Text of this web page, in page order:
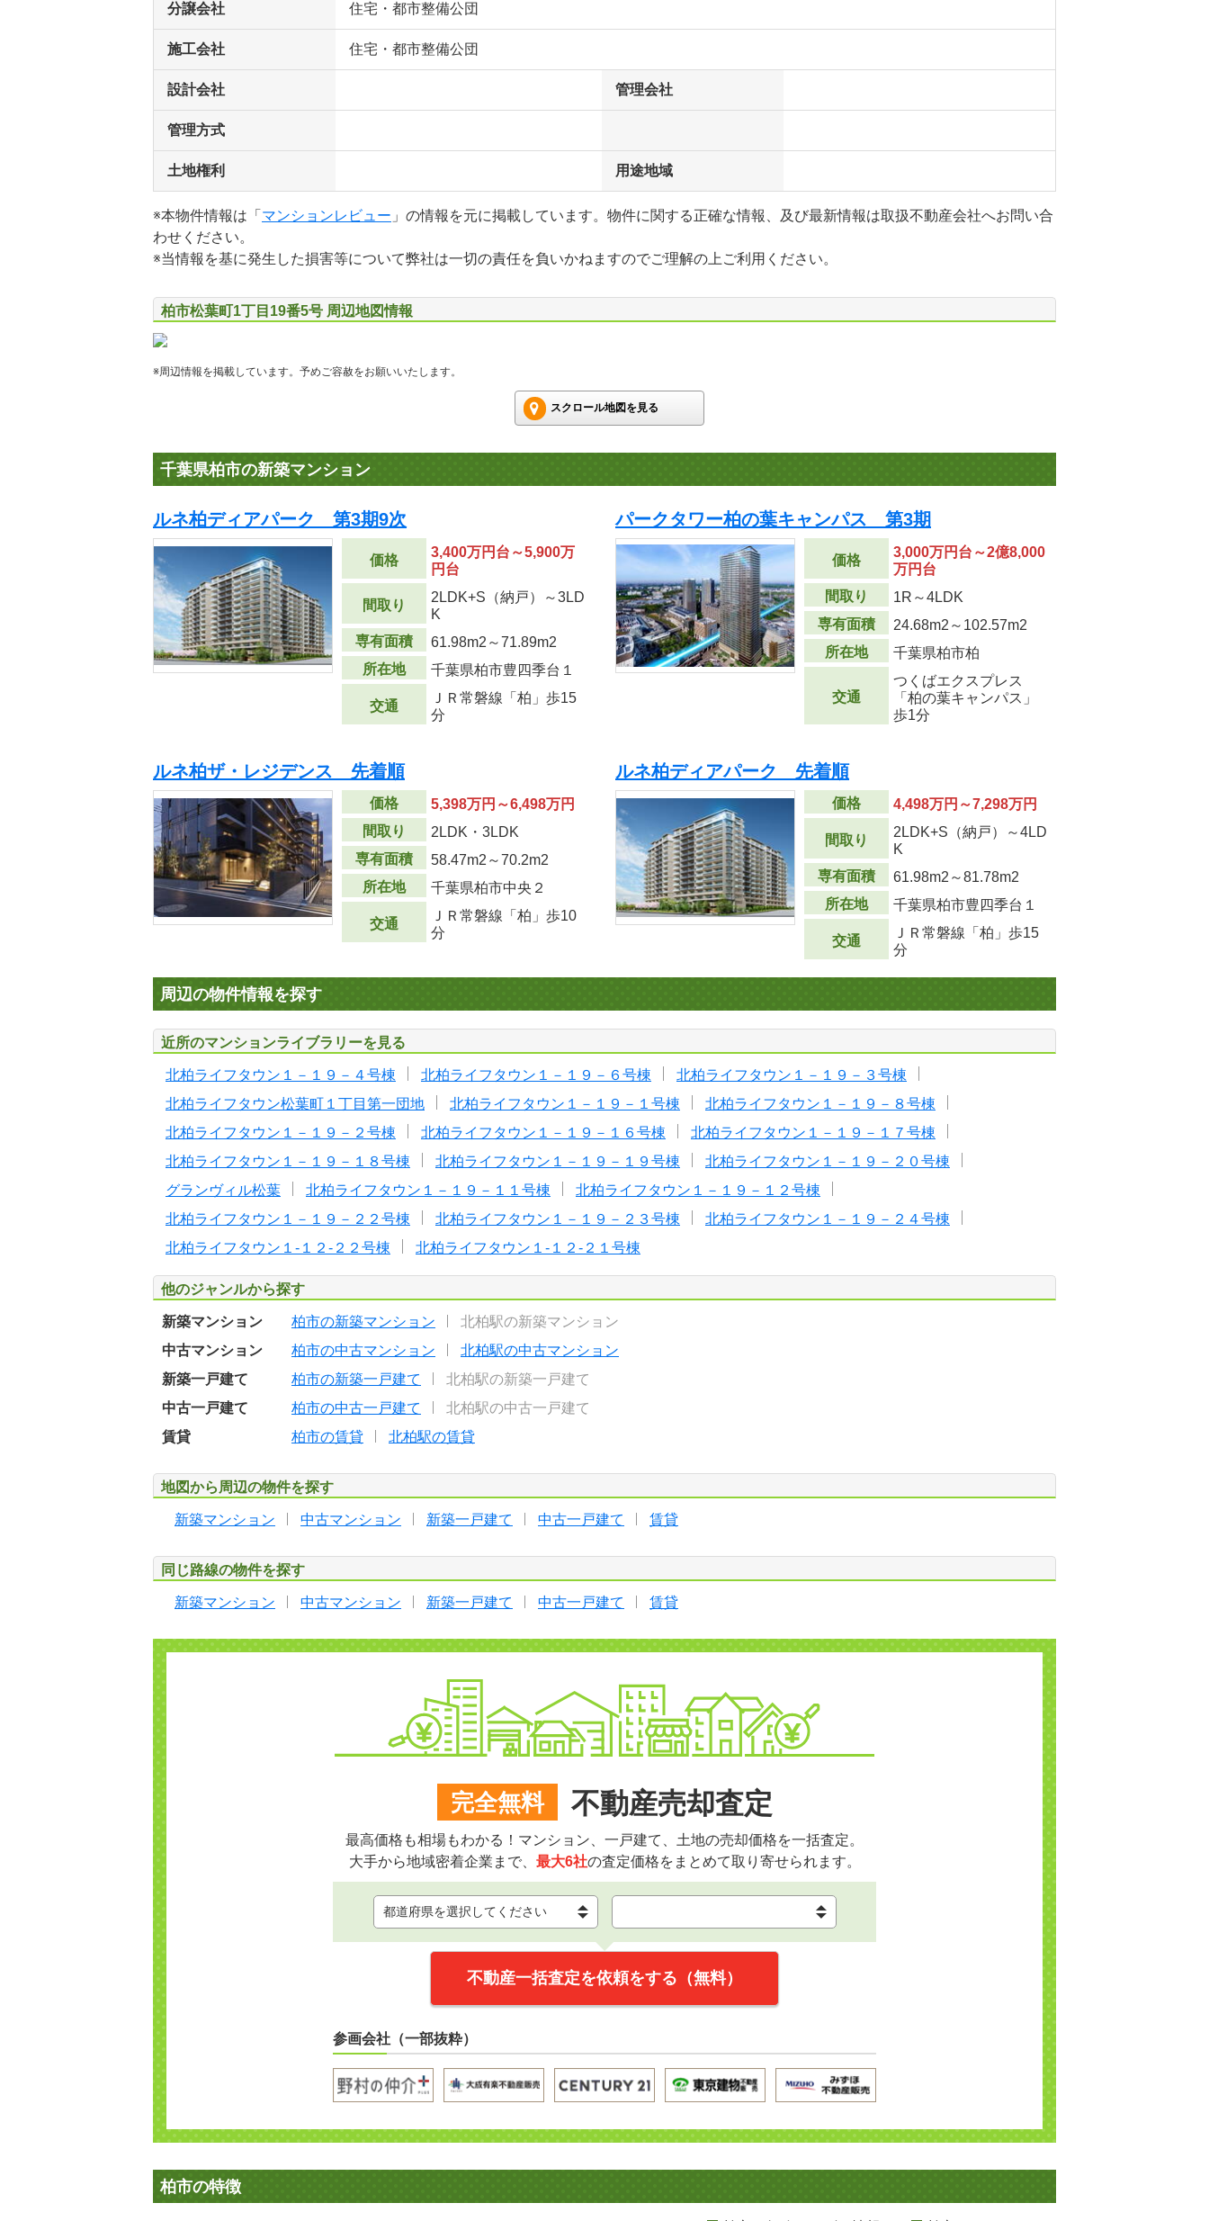
分譲会社 住宅・都市整備公団
施工会社 住宅・都市整備公団
設計会社 管理会社
管理方式
土地権利 用途地域
※本物件情報は「 マンションレビュー 」の情報を元に掲載しています。物件に関する正確な情報、及び最新情報は取扱不動産会社へお問い合
わせください。
※当情報を基に発生した損害等について弊社は一切の責任を負いかねますのでご理解の上ご利用ください。
柏市松葉町1丁目19番5号 周辺地図情報
※周辺情報を掲載しています。予めご容赦をお願いいたします。
スクロール地図を見る
千葉県柏市の新築マンション
ルネ柏ディアパーク 第3期9次
価格
3,400万円台～5,900万
円台
間取り
2LDK+S（納戸）～3LD
K
専有面積
61.98m2 ～71.89m2
所在地
千葉県柏市豊四季台１
交通
ＪＲ常磐線「柏」歩15
分
パークタワー柏の葉キャンパス 第3期
価格
3,000万円台～2億8,000
万円台
間取り
1R～4LDK
専有面積
24.68m2 ～102.57m2
所在地
千葉県柏市柏
交通
つくばエクスプレス
「柏の葉キャンパス」
歩1分
ルネ柏ザ・レジデンス 先着順
価格
5,398万円～6,498万円
間取り
2LDK・3LDK
専有面積
58.47m2 ～70.2m2
所在地
千葉県柏市中央２
交通
ＪＲ常磐線「柏」歩10
分
ルネ柏ディアパーク 先着順
価格 4,498万円～7,298万円
間取り
2LDK+S（納戸）～4LD
K
専有面積
61.98m2 ～81.78m2
所在地
千葉県柏市豊四季台１
交通
ＪＲ常磐線「柏」歩15
分
周辺の物件情報を探す
近所のマンションライブラリーを見る
北柏ライフタウン１－１９－４号棟 北柏ライフタウン１－１９－６号棟
北柏ライフタウン１－１９－３号棟
北柏ライフタウン松葉町１丁目第一団地
北柏ライフタウン１－１９－１号棟
北柏ライフタウン１－１９－８号棟
北柏ライフタウン１－１９－２号棟
北柏ライフタウン１－１９－１６号棟
北柏ライフタウン１－１９－１７号棟
北柏ライフタウン１－１９－１８号棟
北柏ライフタウン１－１９－１９号棟
北柏ライフタウン１－１９－２０号棟
グランヴィル松葉
北柏ライフタウン１－１９－１１号棟
北柏ライフタウン１－１９－１２号棟
北柏ライフタウン１－１９－２２号棟
北柏ライフタウン１－１９－２３号棟
北柏ライフタウン１－１９－２４号棟
北柏ライフタウン１-１２-２２号棟
北柏ライフタウン１-１２-２１号棟
他のジャンルから探す
新築マンション 柏市の新築マンション
北柏駅の新築マンション
中古マンション
柏市の中古マンション
北柏駅の中古マンション
新築一戸建て
柏市の新築一戸建て
北柏駅の新築一戸建て
中古一戸建て
柏市の中古一戸建て
北柏駅の中古一戸建て
賃貸
柏市の賃貸 北柏駅の賃貸
地図から周辺の物件を探す
新築マンション 中古マンション 新築一戸建て 中古一戸建て 賃貸
同じ路線の物件を探す
新築マンション 中古マンション 新築一戸建て 中古一戸建て 賃貸
完全無料 不動産売却査定
最高価格も相場もわかる！マンション、一戸建て、土地の売却価格を一括査定。
大手から地域密着企業まで、 最大6社の査定価格をまとめて取り寄せられます。
不動産一括査定を依頼をする（無料）
参画会社（一部抜粋）
柏市の特徴